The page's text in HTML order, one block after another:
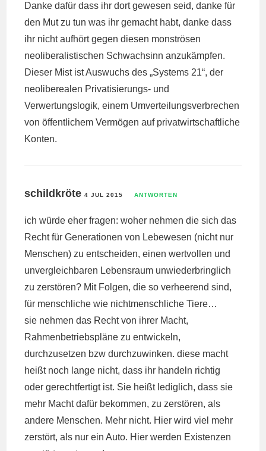
Danke dafür dass ihr dort gewesen seid, danke für
den Mut zu tun was ihr gemacht habt, danke dass
ihr nicht aufhört gegen diesen monströsen
neoliberalistischen Schwachsinn anzukämpfen.
Dieser Mist ist Auswuchs des „Systems 21“, der
neoliberealen Privatisierungs- und
Verwertungslogik, einem Umverteilungsverbrechen
von öffentlichem Vermögen auf privatwirtschaftliche
Konten.
schildkröte4 JUL 2015 ANTWORTEN
ich würde eher fragen: woher nehmen die sich das
Recht für Generationen von Lebewesen (nicht nur
Menschen) zu entscheiden, einen wertvollen und
unvergleichbaren Lebensraum unwiederbringlich
zu zerstören? Mit Folgen, die so verheerend sind,
für menschliche wie nichtmenschliche Tiere…
sie nehmen das Recht von ihrer Macht,
Rahmenbetriebspläne zu entwickeln,
durchzusetzen bzw durchzuwinken. diese macht
heißt noch lange nicht, dass ihr handeln richtig
oder gerechtfertigt ist. Sie heißt lediglich, dass sie
mehr Macht dafür bekommen, zu zerstören, als
andere Menschen. Mehr nicht. Hier wird viel mehr
zerstört, als nur ein Auto. Hier werden Existenzen